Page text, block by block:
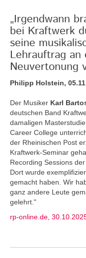
„Irgendwann
bei Kraftwerk
seine
Lehrauftrag
Neuvertonung
Philipp Holstein,
Der Musiker Karl
deutschen Band
damaligen
Career College
der Rheinischen Post
Kraftwerk-Seminar
Recording Sessions
Dort wurde
gemacht haben. Wir
ganz andere Leute
gelehrt."
rp-online.de,